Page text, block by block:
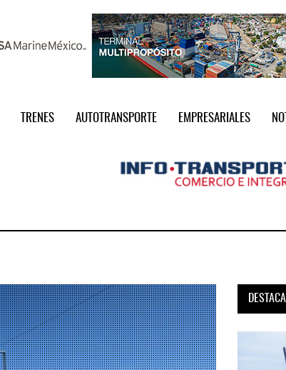
TRENES AUTOTRANSPORTE EMPRESARIALES
MSC incorpora servicio PAMEX en
...
12 JUL 2026
MSC
12